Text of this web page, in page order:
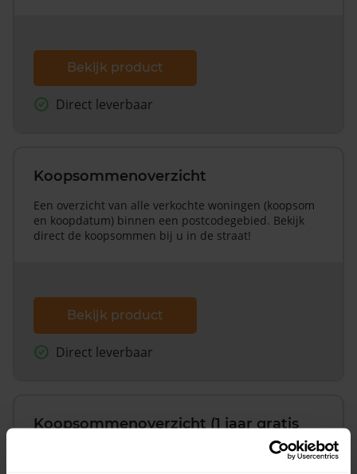
Bekijk product
Direct leverbaar
Koopsommenoverzicht
Een overzicht van alle verkochte woningen (koopsom
en koopdatum) binnen een postcodegebied. Bekijk
direct de koopsommen bij u in de straat!
Bekijk product
Direct leverbaar
Koopsommenoverzicht (1 jaar gratis